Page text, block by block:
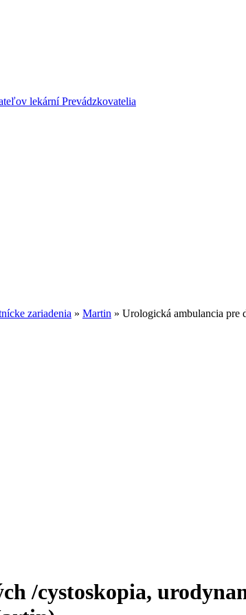
lekární Prevádzkovatelia
zariadenia » Martin » Urologická ambulancia pre
/cystoskopia,